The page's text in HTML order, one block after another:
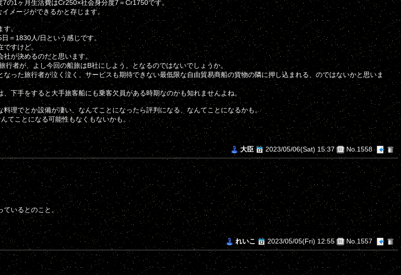
1ヶ月生活費はCr250×社会身分度7＝Cr1750です。
メージができるかと存じます。
す。
＝1830人/日という感じです。
ですけど。
が決めるのだと思います。
者が、よし今回の船旅はB社にしよう、となるのではないでしょうか。
った旅行者が泣く泣く、サービスも期待できない最低限な自由貿易商船の貨物の隣に押し込まれる、のではないかと思いま
下手をすると大手旅客船にも乗客欠員がある時期なのかも知れませんよね。
理でとか設備が凄い、なんてことになったら評判になる、なんてことになるかも。
てことになる可能性もなくもないかも。
大臣
2023/05/06(Sat) 15:37 No.1558
ているとのこと。
れいこ
2023/05/05(Fri) 12:55 No.1557